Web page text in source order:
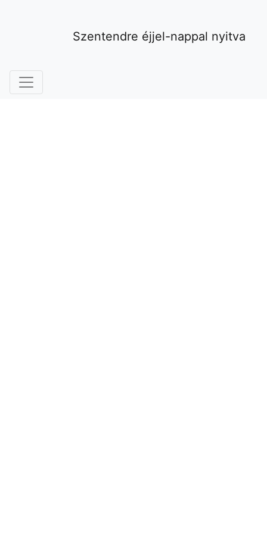
Szentendre éjjel-nappal nyitva